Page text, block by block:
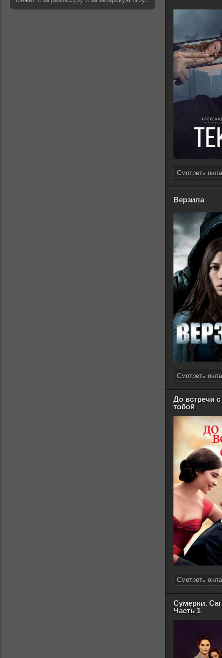
Смотреть
Верзила
Смотреть
До встречи с
тобой
Смотреть
Сумерки.
Часть 1